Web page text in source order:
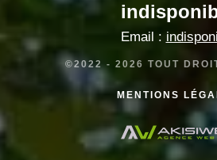
Email :
©2022 - 2026 TOUT
MENTIONS